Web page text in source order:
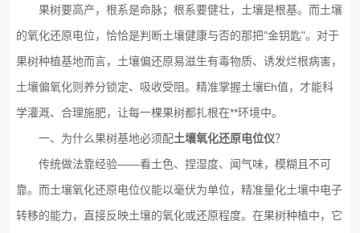
果树要高产，根系是命脉；根系要健壮，土壤是根基。而土壤
的氧化还原电位，恰恰是判断土壤健康与否的那把"金钥匙"。对于
果树种植基地而言，土壤偏还原易滋生有毒物质、诱发烂根病害，
土壤偏氧化则养分锁定、吸收受阻。精准掌握土壤Eh值，才能科
学灌溉、合理施肥，让每一棵果树都扎根在**环境中。
一、为什么果树基地必须配土壤氧化还原电位仪？
传统做法靠经验——看土色、捏湿度、闻气味，模糊且不可
靠。而土壤氧化还原电位仪能以毫伏为单位，精准量化土壤中电子
转移的能力，直接反映土壤的氧化或还原程度。在果树种植中，它